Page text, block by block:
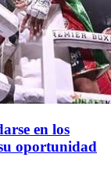
en los
oportunidad